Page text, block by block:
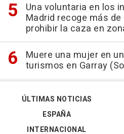
Una voluntaria en los
Madrid recoge más
prohibir la caza en
Muere una mujer en
turismos en Garray
ÚLTIMAS NOTICIAS
ESPAÑA
INTERNACIONAL